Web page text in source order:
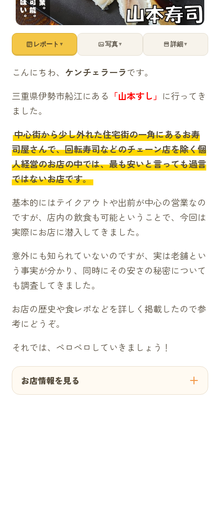
レポート ▼ 写真▼ 詳細▼
こんにちわ、 ケンチェラーラです。
三重県伊勢市船江にある 「山本すし」 に行ってき
ました。
中心街から少し外れた住宅街の一角にあるお寿
司屋さんで、回転寿司などのチェーン店を除く個
人経営のお店の中では、最も安いと言っても過言
ではないお店です。
基本的にはテイクアウトや出前が中心の営業なの
ですが、店内の飲食も可能ということで、今回は
実際にお店に潜入してきました。
意外にも知られていないのですが、実は老舗とい
う事実が分かり、同時にその安さの秘密について
も調査してきました。
お店の歴史や食レポなどを詳しく掲載したので参
考にどうぞ。
それでは、ペロペロしていきましょう！
お店情報を見る